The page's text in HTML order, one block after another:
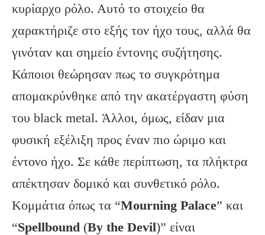
κυρίαρχο ρόλο. Αυτό το στοιχείο θα
χαρακτήριζε στο εξής τον ήχο τους, αλλά θα
γινόταν και σημείο έντονης συζήτησης.
Κάποιοι θεώρησαν πως το συγκρότημα
απομακρύνθηκε από την ακατέργαστη φύση
του black metal. Άλλοι, όμως, είδαν μια
φυσική εξέλιξη προς έναν πιο ώριμο και
έντονο ήχο. Σε κάθε περίπτωση, τα πλήκτρα
απέκτησαν δομικό και συνθετικό ρόλο.
Κομμάτια όπως τα “Mourning Palace” και
“Spellbound (By the Devil)” είναι